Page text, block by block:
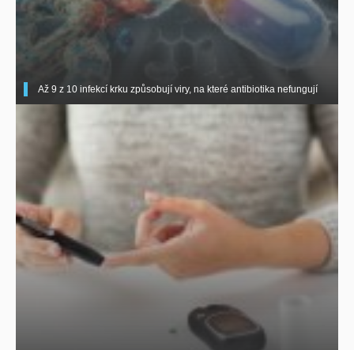
Až 9 z 10 infekcí krku způsobují viry, na které antibiotika nefungují